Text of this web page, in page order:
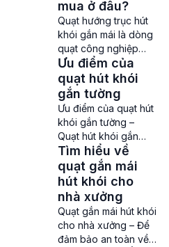
hệ thống phòng
chống cháy nổ ở các
tòa nhà cao tầng,
những khu vực tập
trung đông người như
trung tâm thương mại,
bệnh […]
mua ở đâu?
Quạt hướng trục hút
khói gắn mái là dòng
quạt công nghiệp
được lắp đặt trên mái
nhà của các nhà máy,
nhà xưởng. Quạt có
khả năng hút khói, hơi
nóng, bụi bẩn và khí
thải từ bên trong nhà
xưởng, tòa nhà hoặc
các không gian kín ra
ngoài môi trường,
giúp không […]
Ưu điểm của
quạt hút khói
gắn tường
Ưu điểm của quạt hút
khói gắn tường –
Quạt hút khói gắn
tường hay còn được
gọi quạt gắn tường
PCCC là loại quạt hút
khói, thông gió
chuyên dùng ở các
nhà xưởng, kho hàng
khu công nghiệp, tòa
Tìm hiểu về
quạt gắn mái
hút khói cho
nhà xưởng
Quạt gắn mái hút khói
cho nhà xưởng – Để
đảm bảo an toàn về